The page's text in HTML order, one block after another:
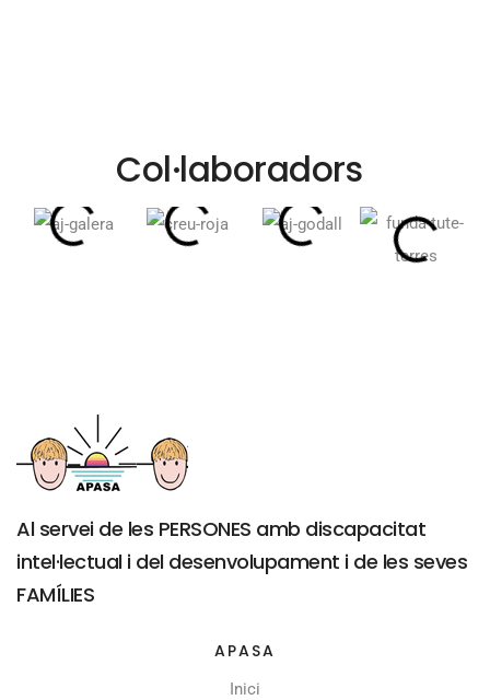
Col·laboradors
Al servei de les PERSONES amb discapacitat
intel·lectual i del desenvolupament i de les seves
FAMÍLIES
APASA
Inici